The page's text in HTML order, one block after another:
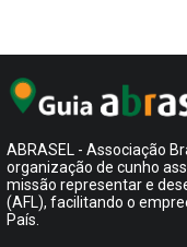
ABRASEL - Associação
organização de cunho
missão representar e
(AFL), facilitando o
País.